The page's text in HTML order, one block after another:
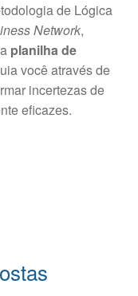
de Lógica
Network,
planilha de
você através de
incertezas de
eficazes.